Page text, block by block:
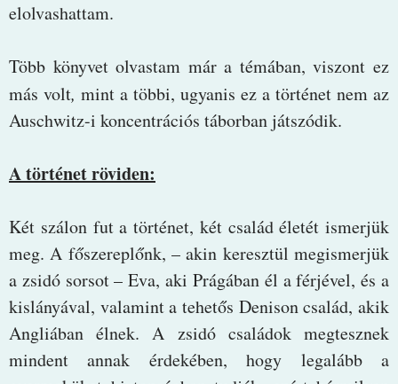
elolvashattam.
Több könyvet olvastam már a témában, viszont ez
más volt, mint a többi, ugyanis ez a történet nem az
Auschwitz-i koncentrációs táborban játszódik.
A történet röviden:
Két szálon fut a történet, két család életét ismerjük
meg. A főszereplőnk, – akin keresztül megismerjük
a zsidó sorsot – Eva, aki Prágában él a férjével, és a
kislányával, valamint a tehetős Denison család, akik
Angliában élnek. A zsidó családok megtesznek
mindent annak érdekében, hogy legalább a